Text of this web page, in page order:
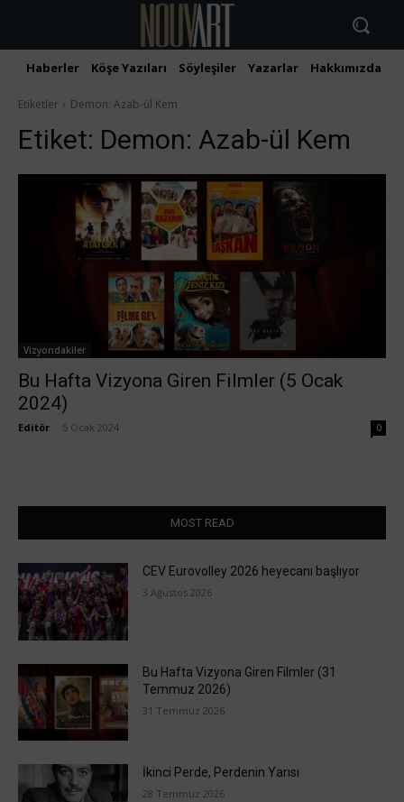
Haberler Köşe Yazıları Söyleşiler Yazarlar Hakkımızda
Etiketler Demon: Azab-ül Kem
Etiket: Demon: Azab-ül Kem
Vizyondakiler
Bu Hafta Vizyona Giren Filmler (5 Ocak
2024)
Editör 5 Ocak 2024 0
MOST READ
CEV Eurovolley 2026 heyecanı başlıyor
3 Ağustos 2026
Bu Hafta Vizyona Giren Filmler (31
Temmuz 2026)
31 Temmuz 2026
İkinci Perde, Perdenin Yarısı
28 Temmuz 2026